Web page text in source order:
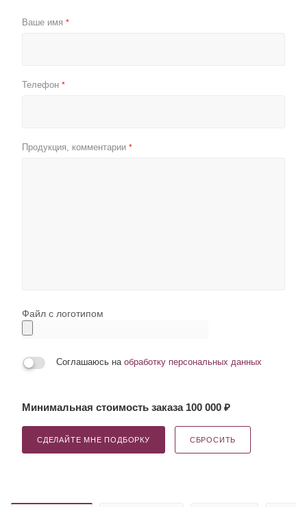
Ваше имя *
Телефон *
Продукция, комментарии *
Файл с логотипом
Соглашаюсь на обработку персональных данных
Минимальная стоимость заказа 100 000 ₽
СДЕЛАЙТЕ МНЕ ПОДБОРКУ СБРОСИТЬ